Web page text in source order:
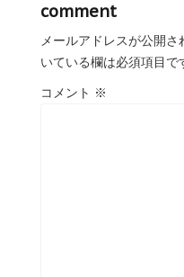
comment
メールアドレスが公開さ
いている欄は必須項目で
コメント ※